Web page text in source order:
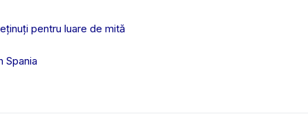
pentru luare de mită
Spania